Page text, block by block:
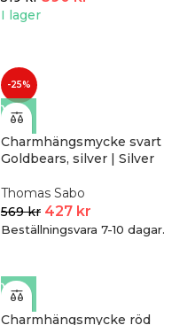
I lager
-25%
Charmhängsmycke svart
Goldbears, silver | Silver
Thomas Sabo
569kr 427 kr
Beställningsvara 7-10 dagar.
Charmhängsmycke röd